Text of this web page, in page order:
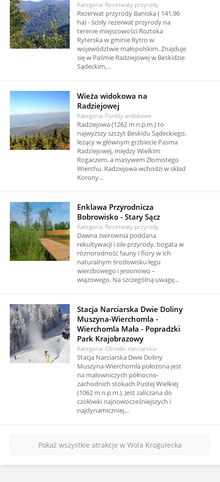
Kategoria: Rezerwaty przyrody
Rezerwat przyrody Baniska ( 141,96
ha) - ścisły rezerwat przyrody na
terenie miejscowości Roztoka
Ryterska w gminie Rytro w
województwie małopolskim. Znajduje
się w Paśmie Radziejowej w Beskidzie
Sądeckim,...
Wieża widokowa na
Radziejowej
Kategoria: Punkty widokowe
Radziejowa (1262 m n.p.m.) to
najwyższy szczyt Beskidu Sądeckiego,
leżący w głównym grzbiecie Pasma
Radziejowej, między Wielkim
Rogaczem, a masywem Złomistego
Wierchu. Radziejowa wchodzi w skład
Korony...
Enklawa Przyrodnicza
Bobrowisko - Stary Sącz
Kategoria: Rezerwaty przyrody
Dawna żwirownia poddana
rekultywacji i sile przyrody, bogata w
różnorodność fauny i flory w ich
naturalnym środowisku łęgu
wierzbowego i jesionowo –
wiązowego. Na szczególną uwagę...
Stacja Narciarska Dwie Doliny
Muszyna-Wierchomla -
Wierchomla Mała - Popradzki
Park Krajobrazowy
Kategoria: Ośrodki narciarskie
Stacja Narciarska Dwie Doliny
Muszyna-Wierchomla położona jest
na malowniczych północno-
zachodnich stokach Pustej Wielkiej
(1062 m n.p.m.). Jest zaliczana do
czołówki najnowocześniejszych i
najdynamiczniej...
Pokaż wszystkie atrakcje w Wola Krogulecka